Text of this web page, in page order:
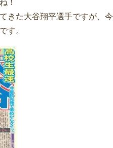
！
きた大谷翔平選手ですが、今
す。